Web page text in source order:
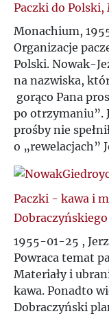
Paczki do Polski,
Monachium,
Organizacje
Polski. Nowak-
na nazwiska,
gorąco Pana
po otrzymaniu”.
prośby nie
o „rewelacjach”
Paczki - kawa i
1955-01-25 ,
Powraca temat
Materiały i
kawa. Ponadto
Dobraczyński